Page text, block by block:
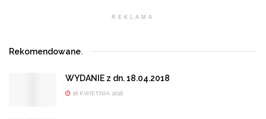
REKLAMA
Rekomendowane.
WYDANIE z dn. 18.04.2018
18 KWIETNIA 2018